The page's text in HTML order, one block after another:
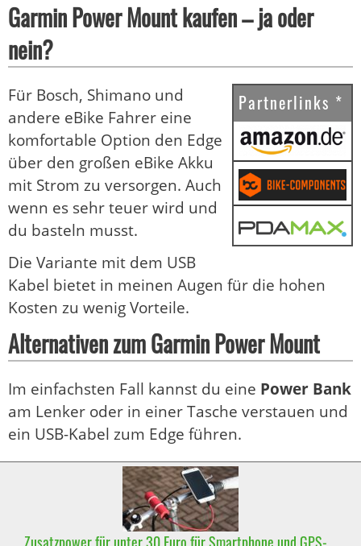
Garmin Power Mount kaufen – ja oder
nein?
Partnerlinks *
Für Bosch, Shimano und
andere eBike Fahrer eine
komfortable Option den Edge
über den großen eBike Akku
mit Strom zu versorgen. Auch
wenn es sehr teuer wird und
du basteln musst.
Die Variante mit dem USB
Kabel bietet in meinen Augen für die hohen
Kosten zu wenig Vorteile.
Alternativen zum Garmin Power Mount
Im einfachsten Fall kannst du eine Power Bank
am Lenker oder in einer Tasche verstauen und
ein USB-Kabel zum Edge führen.